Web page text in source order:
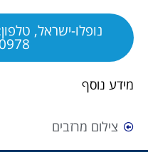
מידע נוסף
צילום מרזבים